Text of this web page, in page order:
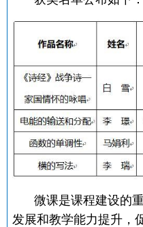
微课是课程建设的
发展和教学能力提升，